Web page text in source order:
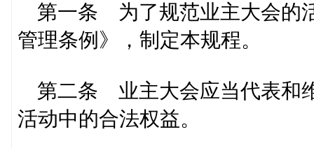
第一条 为了规范业主大会的
管理条例》，制定本规程。
第二条 业主大会应当代表和
活动中的合法权益。